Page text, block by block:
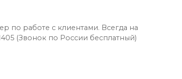
по работе с клиентами. Всегда на
(Звонок по России бесплатный)